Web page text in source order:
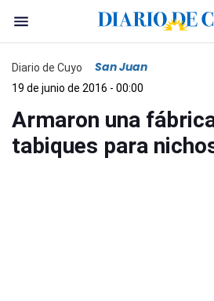
Diario de Cuyo San Juan
19 de junio de 2016 - 00:00
Armaron una
tabiques para